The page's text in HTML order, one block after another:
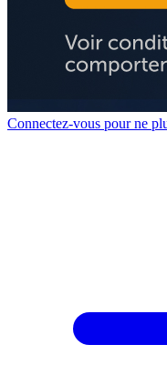
Connectez-vous pour ne